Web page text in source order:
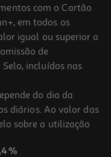
com o Cartão
em todos os
igual ou superior a
de
incluídos nas
do dia da
diários. Ao valor das
sobre a utilização
%